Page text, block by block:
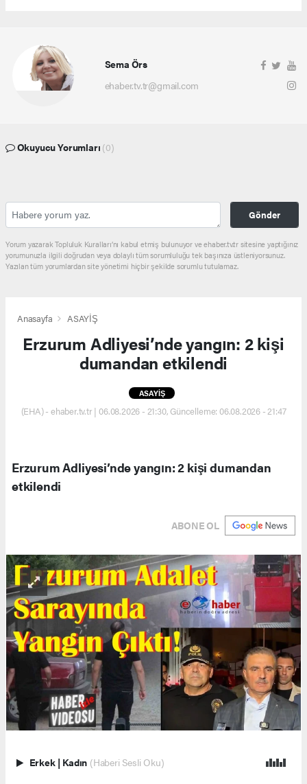
Sema Örs
ehaber.tv.tr@gmail.com
Okuyucu Yorumları (0)
Gönder
Yorum yazarak Topluluk Kuralları’nı kabul etmiş bulunuyor ve ehaber.tv.tr sitesine yaptığınız
yorumunuzla ilgili doğrudan veya dolaylı tüm sorumluluğu tek başınıza üstleniyorsunuz.
Yazılan tüm yorumlardan site yönetimi hiçbir şekilde sorumlu tutulamaz.
Anasayfa ASAYİŞ
Erzurum Adliyesi’nde yangın: 2 kişi
dumandan etkilendi
ASAYİŞ
(EHA) - ehaber.tv.tr | 06.08.2026 - 21:30, Güncelleme: 06.08.2026 - 21:47
Erzurum Adliyesi’nde yangın: 2 kişi dumandan
etkilendi
ABONE OL
Erkek | Kadın (Haberi Sesli Oku)